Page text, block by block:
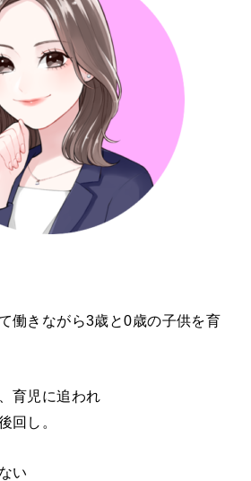
働きながら3歳と0歳の子供を育
育児に追われ
回し。
い